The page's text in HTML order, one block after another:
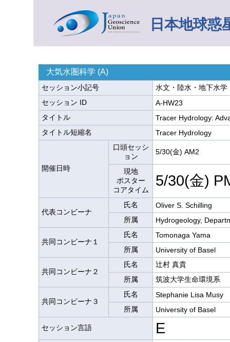
日本地球惑
大気水圏科学 (A)
セッション小記号
水文・陸水・地下水学
セッション ID
A-HW23
タイトル
Tracer Hydrology:
タイトル短縮名
Tracer Hydrology
開催日時
口頭セッシ
ョン
5/30(金) AM2
現地
ポスター
コアタイム
5/30(金)
代表コンビーナ
氏名
Oliver S. Schilling
所属
Hydrogeology,
共同コンビーナ１
氏名
Tomonaga Yama
所属
University of Basel
共同コンビーナ２
氏名
辻村 真貴
所属
筑波大学生命環境系
共同コンビーナ３
氏名
Stephanie Lisa Musy
所属
University of Basel
セッション言語 E